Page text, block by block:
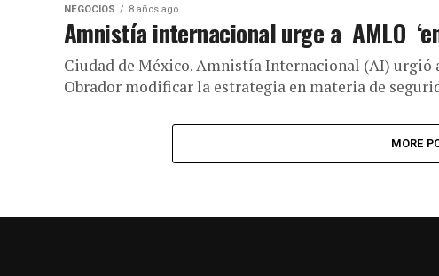
NEGOCIOS 8 años ago
Amnistía internacional urge a AMLO
Ciudad de México. Amnistía Internacional (AI) urgió
Obrador modificar la estrategia en materia de
MORE